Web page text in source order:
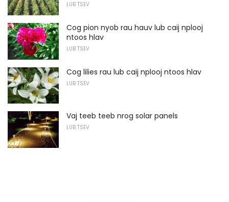
LUB TSEV
Cog pion nyob rau hauv lub caij nplooj
ntoos hlav
LUB TSEV
Cog lilies rau lub caij nplooj ntoos hlav
LUB TSEV
Vaj teeb teeb nrog solar panels
LUB TSEV